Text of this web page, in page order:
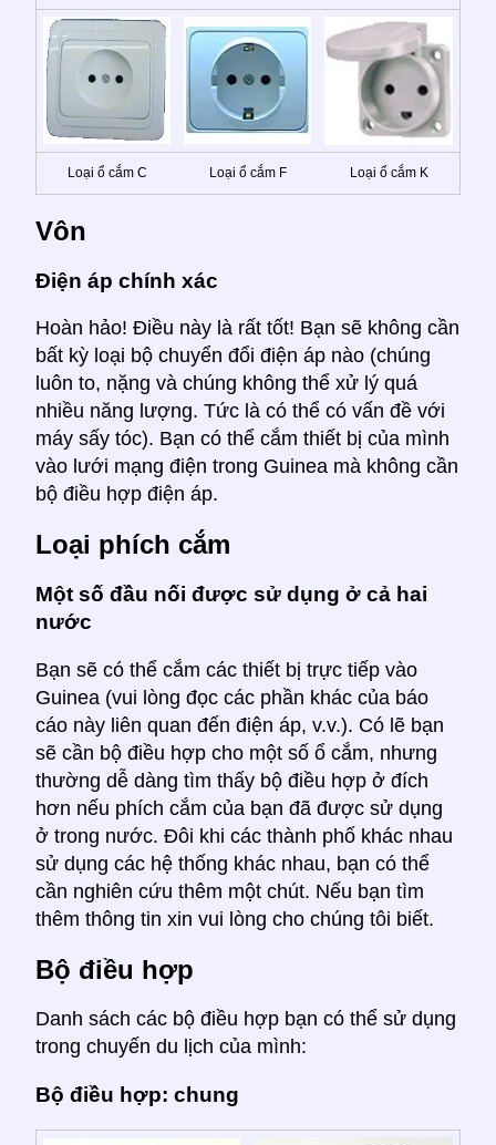
Loại ổ cắm C Loại ổ cắm F Loại ổ cắm K
Vôn
Điện áp chính xác
Hoàn hảo! Điều này là rất tốt! Bạn sẽ không cần
bất kỳ loại bộ chuyển đổi điện áp nào (chúng
luôn to, nặng và chúng không thể xử lý quá
nhiều năng lượng. Tức là có thể có vấn đề với
máy sấy tóc). Bạn có thể cắm thiết bị của mình
vào lưới mạng điện trong Guinea mà không cần
bộ điều hợp điện áp.
Loại phích cắm
Một số đầu nối được sử dụng ở cả hai
nước
Bạn sẽ có thể cắm các thiết bị trực tiếp vào
Guinea (vui lòng đọc các phần khác của báo
cáo này liên quan đến điện áp, v.v.). Có lẽ bạn
sẽ cần bộ điều hợp cho một số ổ cắm, nhưng
thường dễ dàng tìm thấy bộ điều hợp ở đích
hơn nếu phích cắm của bạn đã được sử dụng
ở trong nước. Đôi khi các thành phố khác nhau
sử dụng các hệ thống khác nhau, bạn có thể
cần nghiên cứu thêm một chút. Nếu bạn tìm
thêm thông tin xin vui lòng cho chúng tôi biết.
Bộ điều hợp
Danh sách các bộ điều hợp bạn có thể sử dụng
trong chuyến du lịch của mình:
Bộ điều hợp: chung